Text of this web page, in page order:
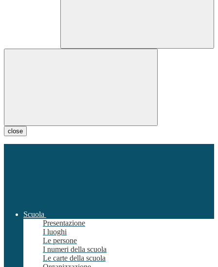
close
Scuola
Presentazione
I luoghi
Le persone
I numeri della scuola
Le carte della scuola